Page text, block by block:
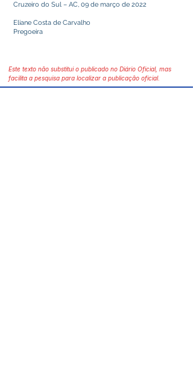
Cruzeiro do Sul – AC, 09 de março de 2022
Eliane Costa de Carvalho
Pregoeira
Este texto não substitui o publicado no Diário Oficial, mas
facilita a pesquisa para localizar a publicação oficial.